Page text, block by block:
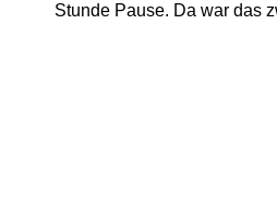
Stunde Pause. Da war das